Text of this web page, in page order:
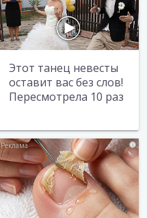
Этот танец невесты
оставит вас без слов!
Пересмотрела 10 раз
i